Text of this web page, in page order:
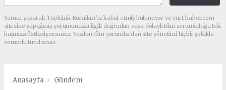
Yorum yazarak Topluluk Kuralları’nı kabul etmiş bulunuyor ve yurt-haber.com
sitesine yaptığınız yorumunuzla ilgili doğrudan veya dolaylı tüm sorumluluğu tek
başınıza üstleniyorsunuz. Yazılan tüm yorumlardan site yönetimi hiçbir şekilde
sorumlu tutulamaz.
Anasayfa Gündem